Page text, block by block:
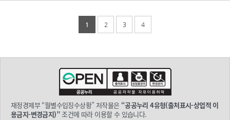
1 2 3 4
재정경제부 “월별수입징수상황” 저작물은 “공공누리 4유형(출처표시-상업적 이
용금지-변경금지)”조건에 따라 이용할 수 있습니다.